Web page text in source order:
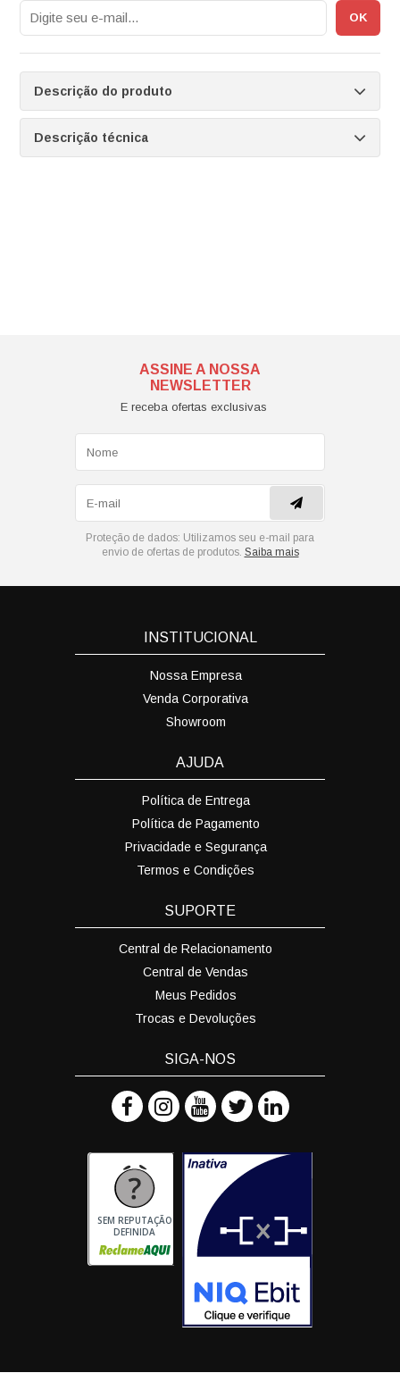
Descrição do produto
Descrição técnica
ASSINE A NOSSA
NEWSLETTER
E receba ofertas exclusivas
Proteção de dados: Utilizamos seu e-mail para
envio de ofertas de produtos. Saiba mais
INSTITUCIONAL
Nossa Empresa
Venda Corporativa
Showroom
AJUDA
Política de Entrega
Política de Pagamento
Privacidade e Segurança
Termos e Condições
SUPORTE
Central de Relacionamento
Central de Vendas
Meus Pedidos
Trocas e Devoluções
SIGA-NOS
SEM REPUTAÇÃO
DEFINIDA